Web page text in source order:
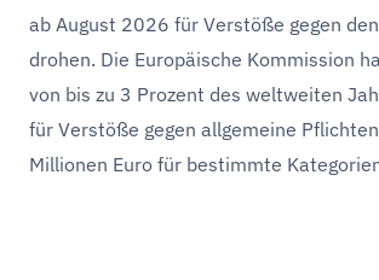
ab August 2026 für Verstöße gegen
drohen. Die Europäische Kommission
von bis zu 3 Prozent des weltweiten
für Verstöße gegen allgemeine
Millionen Euro für bestimmte